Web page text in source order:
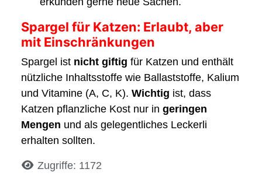
Spargel für Katzen: Erlaubt, aber
mit Einschränkungen
Spargel ist nicht giftig für Katzen und enthält
nützliche Inhaltsstoffe wie Ballaststoffe, Kalium
und Vitamine (A, C, K). Wichtig ist, dass
Katzen pflanzliche Kost nur in geringen
Mengen und als gelegentliches Leckerli
erhalten sollten.
DetailsZugriffe: 1172